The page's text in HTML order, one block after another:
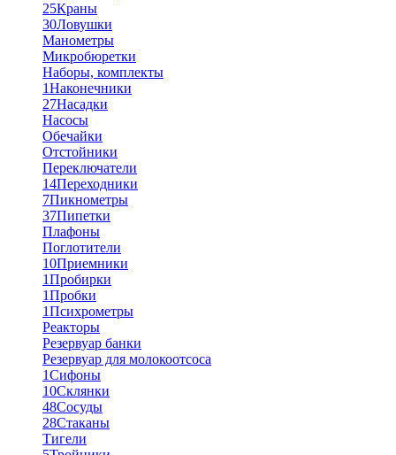
25Краны
30Ловушки
Манометры
Микробюретки
Наборы, комплекты
1Наконечники
27Насадки
Насосы
Обечайки
Отстойники
Переключатели
14Переходники
7Пикнометры
37Пипетки
Плафоны
Поглотители
10Приемники
1Пробирки
1Пробки
1Психрометры
Реакторы
Резервуар банки
Резервуар для молокоотсоса
1Сифоны
10Склянки
48Сосуды
28Стаканы
Тигели